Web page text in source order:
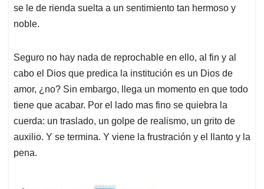
se le de rienda suelta a un sentimiento tan hermoso y
noble.
Seguro no hay nada de reprochable en ello, al fin y al
cabo el Dios que predica la institución es un Dios de
amor, ¿no? Sin embargo, llega un momento en que todo
tiene que acabar. Por el lado mas fino se quiebra la
cuerda: un traslado, un golpe de realismo, un grito de
auxilio. Y se termina. Y viene la frustración y el llanto y la
pena.